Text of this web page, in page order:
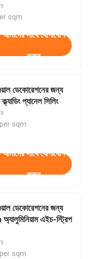
কল করব!
sqm
আমাদের সাথে যোগাযোগ
করুন
ডেকোরেশনের জন্য
প্যানেল সিলিং
sqm
আমাদের সাথে যোগাযোগ
করুন
ডেকোরেশনের জন্য
এইচ-স্ট্রিপ
sqm